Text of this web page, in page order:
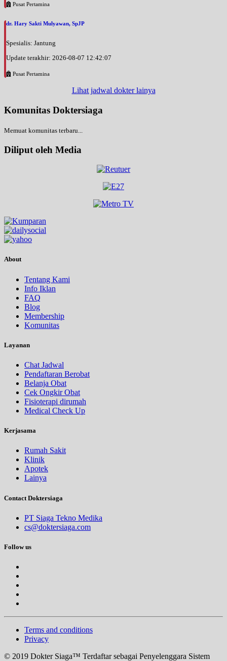
Pusat Pertamina
dr. Hary Sakti Mulyawan, SpJP
Spesialis: Jantung
Update terakhir: 2026-08-07 12:42:07
Pusat Pertamina
Lihat jadwal dokter lainya
Komunitas Doktersiaga
Memuat komunitas terbaru...
Diliput oleh Media
About
Tentang Kami
Info Iklan
FAQ
Blog
Membership
Komunitas
Layanan
Chat Jadwal
Pendaftaran Berobat
Belanja Obat
Cek Ongkir Obat
Fisioterapi dirumah
Medical Check Up
Kerjasama
Rumah Sakit
Klinik
Apotek
Lainya
Contact Doktersiaga
PT Siaga Tekno Medika
cs@doktersiaga.com
Follow us
Terms and conditions
Privacy
© 2019 Dokter Siaga™ Terdaftar sebagai Penyelenggara Sistem